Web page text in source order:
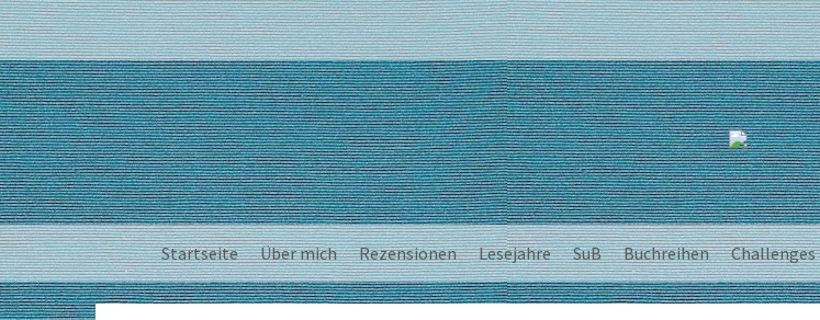
Skip
to
content
Startseite Über mich Rezensionen Lesejahre SuB Buchreihen Challenges